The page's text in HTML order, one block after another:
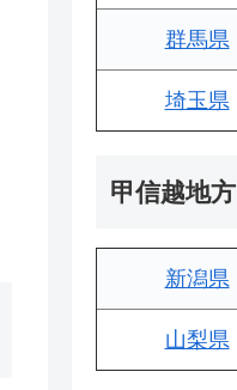
群馬県
埼玉県
甲信越地方
新潟県
山梨県